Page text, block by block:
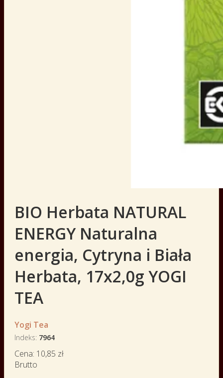
BIO Herbata NATURAL
ENERGY Naturalna
energia, Cytryna i Biała
Herbata, 17x2,0g YOGI
TEA
Yogi Tea
Indeks 7964
Cena: 10,85 zł
Brutto